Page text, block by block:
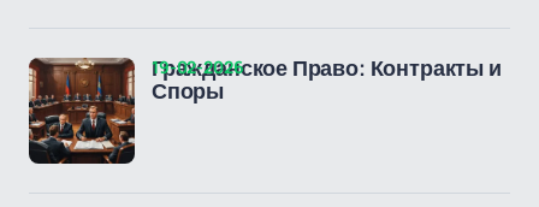
Гражданское Право: Контракты и
Споры
19-02-2026